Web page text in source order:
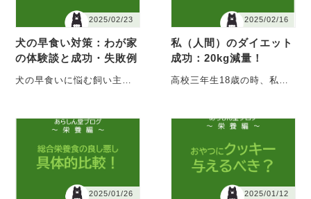
2025/02/23
犬の早食い対策：わが家
の体験談と成功・失敗例
犬の早食いに悩む飼い主さ
す。あられ（甲斐犬
m・・・
2025/02/16
私（人間）のダイエット
成功：20kg減量！
高校三年生18歳の時、私は
を機に３ヵ・・・
2025/01/26 2025/01/12